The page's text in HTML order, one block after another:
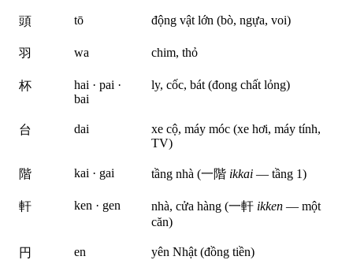
頭 tō động vật lớn (bò, ngựa, voi)
羽 wa chim, thỏ
杯
hai · pai ·
bai
ly, cốc, bát (đong chất lỏng)
台 dai
xe cộ, máy móc (xe hơi, máy tính,
TV)
階 kai · gai tầng nhà (一階 ikkai — tầng 1)
軒 ken · gen nhà, cửa hàng (一軒 ikken — một
căn)
円 en yên Nhật (đồng tiền)